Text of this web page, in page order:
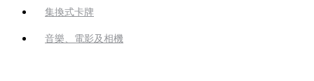
集換式卡牌
音樂、電影及相機